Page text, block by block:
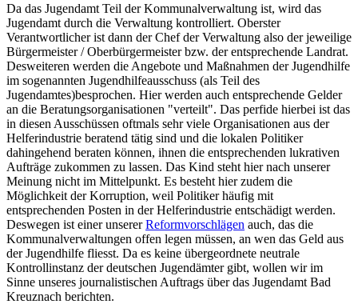
Da das Jugendamt Teil der Kommunalverwaltung ist, wird das
Jugendamt durch die Verwaltung kontrolliert. Oberster
Verantwortlicher ist dann der Chef der Verwaltung also der jeweilige
Bürgermeister / Oberbürgermeister bzw. der entsprechende Landrat.
Desweiteren werden die Angebote und Maßnahmen der Jugendhilfe
im sogenannten Jugendhilfeausschuss (als Teil des
Jugendamtes)besprochen. Hier werden auch entsprechende Gelder
an die Beratungsorganisationen "verteilt". Das perfide hierbei ist das
in diesen Ausschüssen oftmals sehr viele Organisationen aus der
Helferindustrie beratend tätig sind und die lokalen Politiker
dahingehend beraten können, ihnen die entsprechenden lukrativen
Aufträge zukommen zu lassen. Das Kind steht hier nach unserer
Meinung nicht im Mittelpunkt. Es besteht hier zudem die
Möglichkeit der Korruption, weil Politiker häufig mit
entsprechenden Posten in der Helferindustrie entschädigt werden.
Deswegen ist einer unsererReformvorschlägen auch, das die
Kommunalverwaltungen offen legen müssen, an wen das Geld aus
der Jugendhilfe fliesst. Da es keine übergeordnete neutrale
Kontrollinstanz der deutschen Jugendämter gibt, wollen wir im
Sinne unseres journalistischen Auftrags über das Jugendamt Bad
Kreuznach berichten.